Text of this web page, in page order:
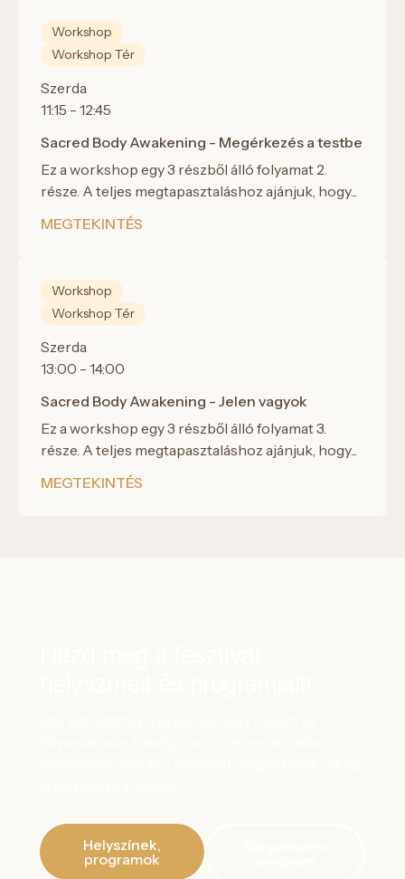
Workshop
Workshop Tér
Szerda
11:15 - 12:45
Sacred Body Awakening - Megérkezés a testbe
Ez a workshop egy 3 részből álló folyamat 2.
része. A teljes megtapasztaláshoz ajánjuk, hogy...
MEGTEKINTÉS
Workshop
Workshop Tér
Szerda
13:00 - 14:00
Sacred Body Awakening - Jelen vagyok
Ez a workshop egy 3 részből álló folyamat 3.
része. A teljes megtapasztaláshoz ajánjuk, hogy...
MEGTEKINTÉS
Helyszínek,
programok